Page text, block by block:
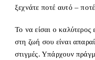
ξεχνάτε ποτέ αυτό –
Το να είσαι ο καλύτερος
στη ζωή σου είναι
στιγμές. Υπάρχουν